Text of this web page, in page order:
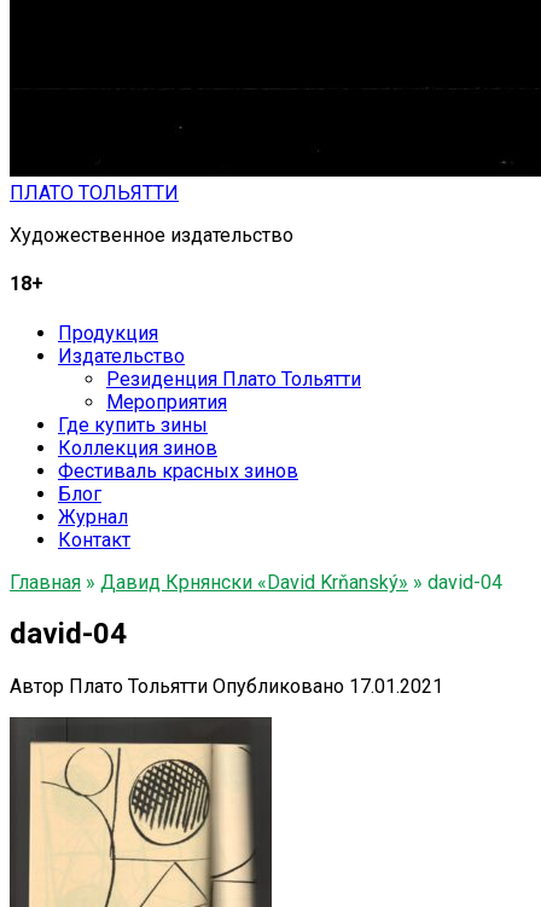
ПЛАТО ТОЛЬЯТТИ
Художественное издательство
18+
Продукция
Издательство
Резиденция Плато Тольятти
Мероприятия
Где купить зины
Коллекция зинов
Фестиваль красных зинов
Блог
Журнал
Контакт
Главная » Давид Крнянски «David Krňanský» » david-04
david-04
Автор Плато Тольятти Опубликовано 17.01.2021